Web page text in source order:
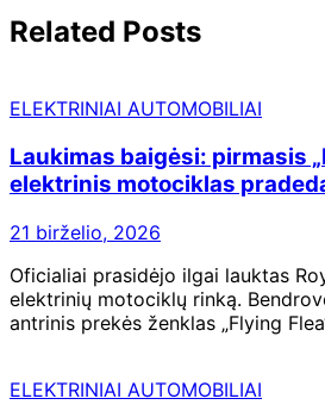
Related Posts
ELEKTRINIAI AUTOMOBILIAI
Laukimas baigėsi: pirmasis
elektrinis motociklas
21 birželio, 2026
Oficialiai prasidėjo ilgai lauktas
elektrinių motociklų rinką.
antrinis prekės ženklas „Flying
ELEKTRINIAI AUTOMOBILIAI